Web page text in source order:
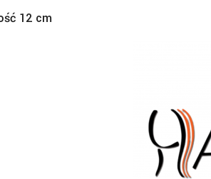
12 cm